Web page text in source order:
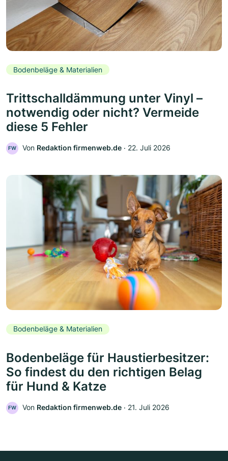
Bodenbeläge & Materialien
Trittschalldämmung unter Vinyl –
notwendig oder nicht? Vermeide
diese 5 Fehler
FW Von Redaktion firmenweb.de ‧ 22. Juli 2026
Bodenbeläge & Materialien
Bodenbeläge für Haustierbesitzer:
So findest du den richtigen Belag
für Hund & Katze
FW Von Redaktion firmenweb.de ‧ 21. Juli 2026